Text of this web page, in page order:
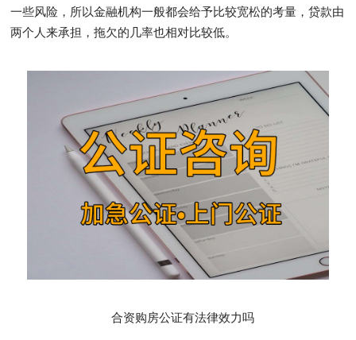
一些风险，所以金融机构一般都会给予比较宽松的考量，贷款由
两个人来承担，拖欠的几率也相对比较低。
合资购房公证有法律效力吗